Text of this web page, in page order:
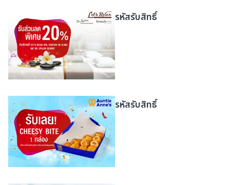
รหัสรับสิทธิ์
รหัสรับสิทธิ์